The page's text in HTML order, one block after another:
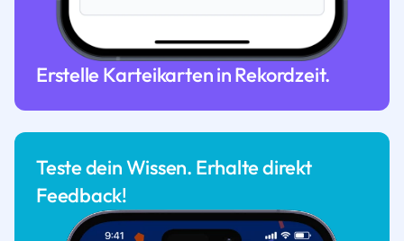
Erstelle Karteikarten in Rekordzeit.
Teste dein Wissen. Erhalte direkt
Feedback!